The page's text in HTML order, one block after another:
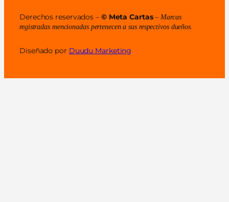
Derechos reservados – © Meta Cartas–Marcas
registradas mencionadas pertenecen a sus respectivos dueños.
Diseñado por Duudu Marketing